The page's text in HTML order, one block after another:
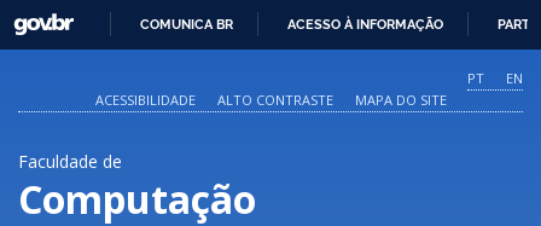
O
CONTEÚDO
GOVBR
COMUNICA BR ACESSO À INFORMAÇÃO
PT
EN
ACESSIBILIDADE
ALTO CONTRASTE MAPA DO SITE
Faculdade de
Computação